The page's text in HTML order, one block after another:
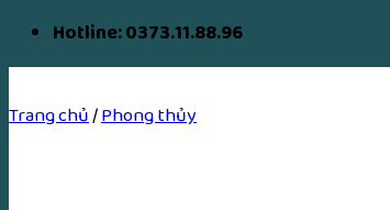
Hotline: 0373.11.88.96
Trang chủ/Phong thủy